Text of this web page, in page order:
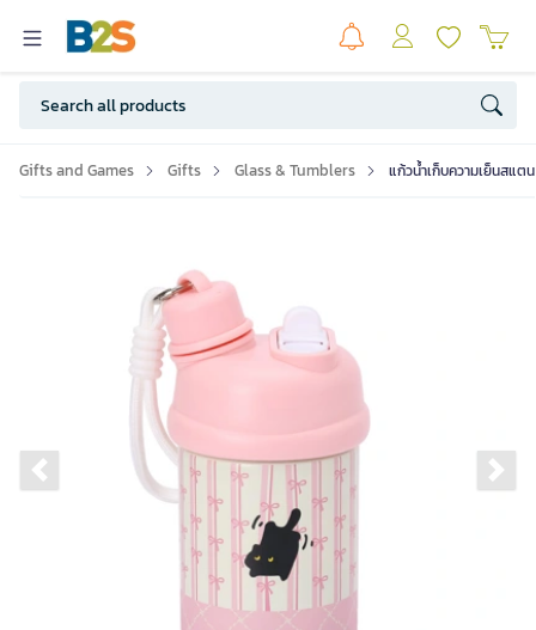
Gifts and Games Gifts Glass & Tumblers แก้วน้ำเก็บความเย็นสแต
Previous slide